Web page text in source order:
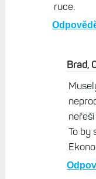
ruce.
Brad,
To by